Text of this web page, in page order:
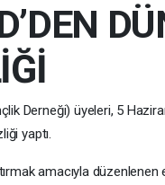
Derneği) üyeleri, 5
yaptı.
amacıyla